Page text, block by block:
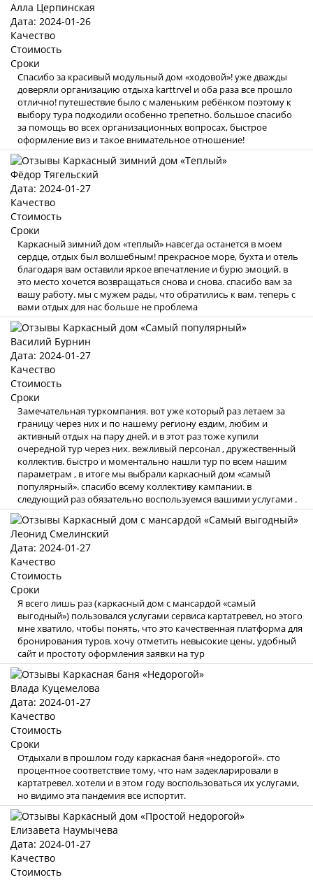
Алла Церпинская
Дата: 2024-01-26
Качество
Стоимость
Сроки
Спасибо за красивый модульный дом «ходовой»! уже дважды
доверяли организацию отдыха karttrvel и оба раза все прошло
отлично! путешествие было с маленьким ребёнком поэтому к
выбору тура подходили особенно трепетно. большое спасибо
за помощь во всех организационных вопросах, быстрое
оформление виз и такое внимательное отношение!
Фёдор Тягельский
Дата: 2024-01-27
Качество
Стоимость
Сроки
Каркасный зимний дом «теплый» навсегда останется в моем
сердце, отдых был волшебным! прекрасное море, бухта и отель
благодаря вам оставили яркое впечатление и бурю эмоций. в
это место хочется возвращаться снова и снова. спасибо вам за
вашу работу. мы с мужем рады, что обратились к вам. теперь с
вами отдых для нас больше не проблема
Василий Бурнин
Дата: 2024-01-27
Качество
Стоимость
Сроки
Замечательная туркомпания. вот уже который раз летаем за
границу через них и по нашему региону ездим, любим и
активный отдых на пару дней. и в этот раз тоже купили
очередной тур через них. вежливый персонал , дружественный
коллектив. быстро и моментально нашли тур по всем нашим
параметрам , в итоге мы выбрали каркасный дом «самый
популярный». спасибо всему коллективу кампании. в
следующий раз обязательно воспользуемся вашими услугами .
Леонид Смелинский
Дата: 2024-01-27
Качество
Стоимость
Сроки
Я всего лишь раз (каркасный дом с мансардой «самый
выгодный») пользовался услугами сервиса картатревел, но этого
мне хватило, чтобы понять, что это качественная платформа для
бронирования туров. хочу отметить невысокие цены, удобный
сайт и простоту оформления заявки на тур
Влада Куцемелова
Дата: 2024-01-27
Качество
Стоимость
Сроки
Отдыхали в прошлом году каркасная баня «недорогой». сто
процентное соответствие тому, что нам задекларировали в
картатревел. хотели и в этом году воспользоваться их услугами,
но видимо эта пандемия все испортит.
Елизавета Наумычева
Дата: 2024-01-27
Качество
Стоимость